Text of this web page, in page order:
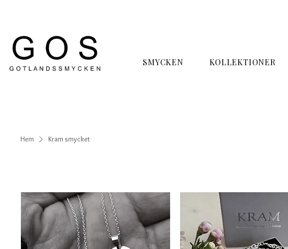
SMYCKEN KOLLEKTIONER
Hem Kram smycket